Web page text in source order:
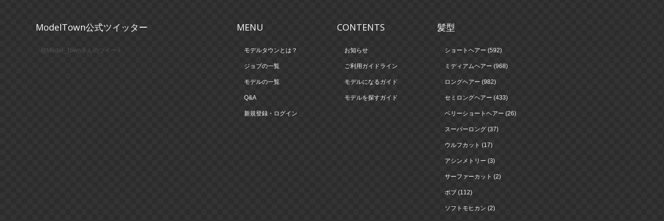
ModelTown公式ツイッター
@Model_Townさんのツイート
MENU
モデルタウンとは？
ジョブの一覧
モデルの一覧
Q&A
新規登録・ログイン
CONTENTS
お知らせ
ご利用ガイドライン
モデルになるガイド
モデルを探すガイド
髪型
ショートヘアー (592)
ミディアムヘアー (968)
ロングヘアー (982)
セミロングヘアー (433)
ベリーショートヘアー (26)
スーパーロング (37)
ウルフカット (17)
アシンメトリー (3)
サーファーカット (2)
ボブ (112)
ソフトモヒカン (2)